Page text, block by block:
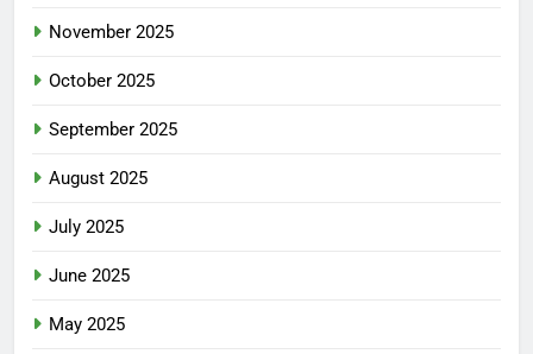
November 2025
October 2025
September 2025
August 2025
July 2025
June 2025
May 2025